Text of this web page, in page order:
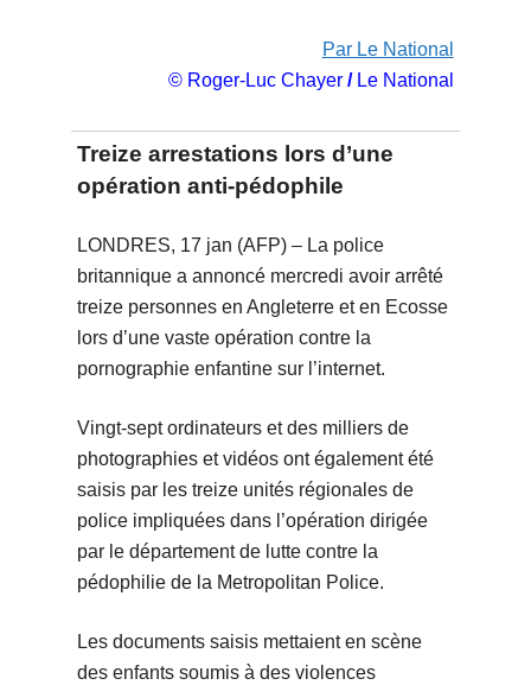
Par Le National
© Roger-Luc Chayer/Le National
Treize arrestations lors d’une
opération anti-pédophile
LONDRES, 17 jan (AFP) – La police
britannique a annoncé mercredi avoir arrêté
treize personnes en Angleterre et en Ecosse
lors d’une vaste opération contre la
pornographie enfantine sur l’internet.
Vingt-sept ordinateurs et des milliers de
photographies et vidéos ont également été
saisis par les treize unités régionales de
police impliquées dans l’opération dirigée
par le département de lutte contre la
pédophilie de la Metropolitan Police.
Les documents saisis mettaient en scène
des enfants soumis à des violences